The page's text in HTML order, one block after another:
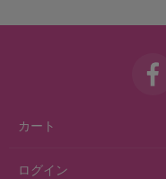
カート
ログイン